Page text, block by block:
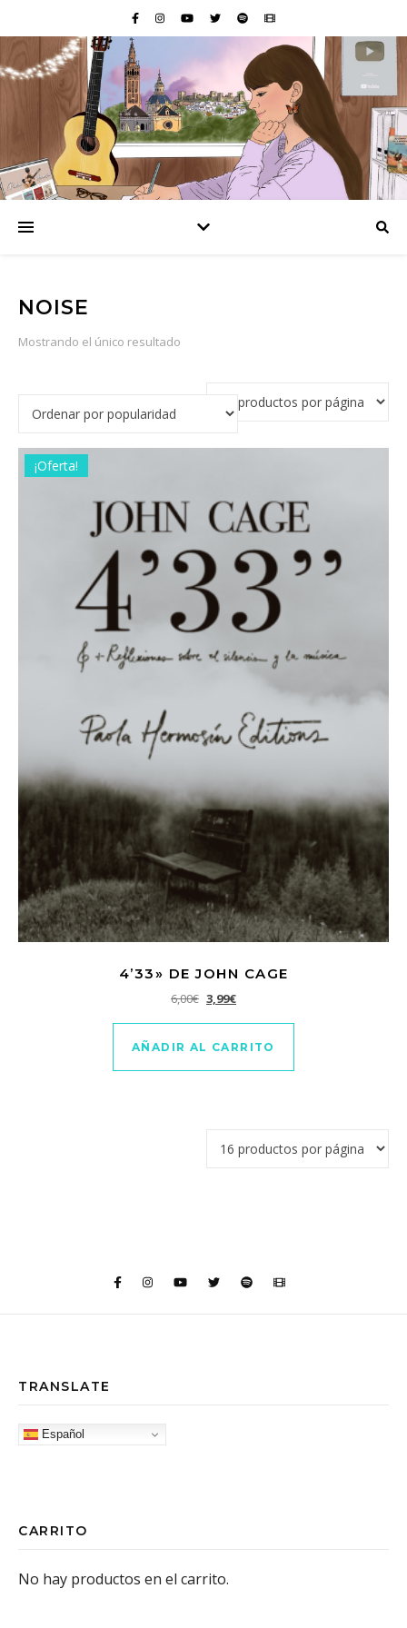
NOISE
Mostrando el único resultado
¡Oferta!
4’33» DE JOHN CAGE
6,00€ El precio original era: 6,00€.
3,99€El precio actual es: 3,99€.
AÑADIR AL CARRITO
TRANSLATE
Español
CARRITO
No hay productos en el carrito.